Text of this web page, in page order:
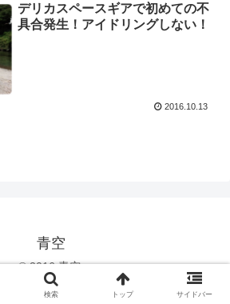
デリカスペースギアで初めての不
具合発生！アイドリングしない！
2016.10.13
青空
© 2016 青空.
検索 トップ サイドバー